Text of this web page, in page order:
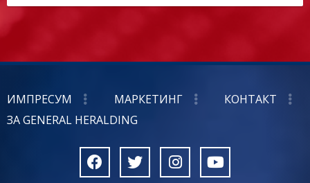
ИМПРЕСУМ МАРКЕТИНГ
КОНТАКТ
ЗА GENERAL HERALDING